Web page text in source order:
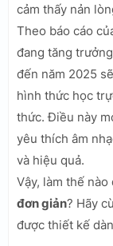
cảm thấy nản
Theo báo cáo
đang tăng
đến năm 2025
hình thức học
thức. Điều này
yêu thích âm
và hiệu quả.
Vậy, làm thế nào
đơn giản? Hãy
được thiết kế